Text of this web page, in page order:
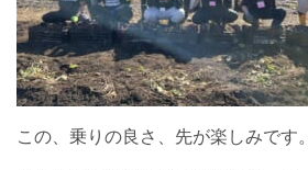
この、乗りの良さ、先が楽しみです。